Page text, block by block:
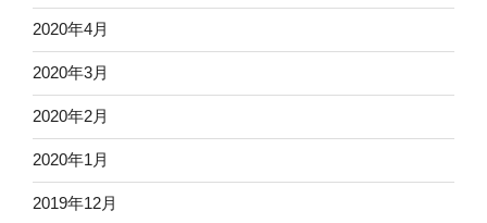
2020年4月
2020年3月
2020年2月
2020年1月
2019年12月